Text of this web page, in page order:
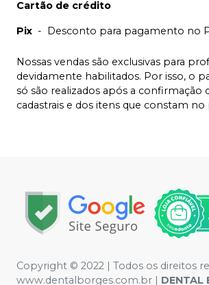
Cartão de crédito
Pix - Desconto para pagamento no
Nossas vendas são exclusivas para
devidamente habilitados. Por isso, o
só são realizados após a confirmação
cadastrais e dos itens que constam no
Copyright © 2022 | Todos os direitos
www.dentalborges.com.br | DENTAL